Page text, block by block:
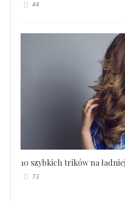
44
10 szybkich trików na
73